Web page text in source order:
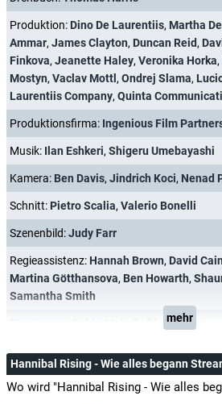
Produktion: Dino De Laurentiis, Martha
Ammar, James Clayton, Duncan Reid,
Finkova, Jeanette Haley, Veronika Horka,
Mostyn, Vaclav Mottl , Ondrej Slama,
Laurentiis Company, Quinta
Produktionsfirma: Ingenious Film
Musik: Ilan Eshkeri, Shigeru Umebayashi
Kamera: Ben Davis, Jindrich Koci, Nenad
Schnitt: Pietro Scalia, Valerio Bonelli
Szenenbild:Judy Farr
Regieassistenz: Hannah Brown, David Cain
Martina Götthansova, Ben Howarth,
Samantha Smith
Tobis-Melodiefilm GmbH
mehr
Hannibal Rising - Wie alles begann
Wo wird "Hannibal Rising - Wie alles